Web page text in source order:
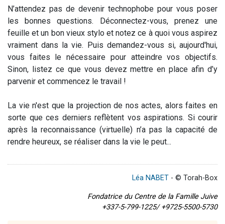
N’attendez pas de devenir technophobe pour vous poser
les bonnes questions. Déconnectez-vous, prenez une
feuille et un bon vieux stylo et notez ce à quoi vous aspirez
vraiment dans la vie. Puis demandez-vous si, aujourd'hui,
vous faites le nécessaire pour atteindre vos objectifs.
Sinon, listez ce que vous devez mettre en place afin d’y
parvenir et commencez le travail !
La vie n'est que la projection de nos actes, alors faites en
sorte que ces derniers reflètent vos aspirations. Si courir
après la reconnaissance (virtuelle) n’a pas la capacité de
rendre heureux, se réaliser dans la vie le peut...
Léa NABET - © Torah-Box
Fondatrice du Centre de la Famille Juive
+337-5-799-1225/ +9725-5500-5730